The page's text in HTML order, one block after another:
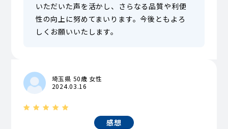
いただいた声を活かし、さらなる品質や利便
性の向上に努めてまいります。今後ともよろ
しくお願いいたします。
埼玉県 50歳 女性
2024.03.16
感想